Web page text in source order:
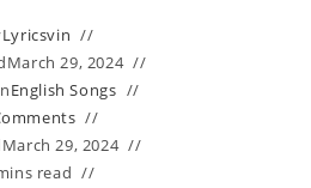
Lyricsvin
March 29, 2024
English Songs
March 29, 2024
read